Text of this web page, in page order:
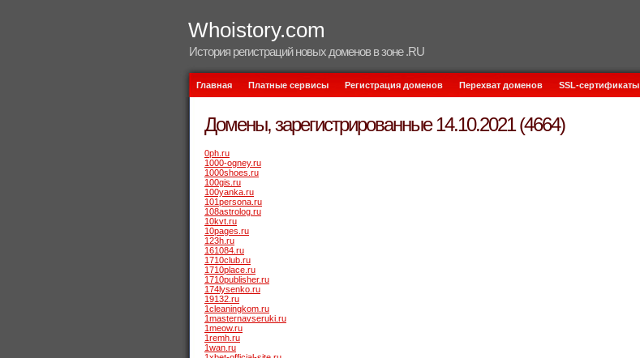
Whoistory.com
История регистраций новых доменов в зоне .RU
Главная Платные сервисы Регистрация доменов Перехват доменов SSL-сертификаты
Домены, зарегистрированные 14.10.2021 (4664)
0ph.ru
1000-ogney.ru
1000shoes.ru
100gis.ru
100yanka.ru
101persona.ru
108astrolog.ru
10kvt.ru
10pages.ru
123h.ru
161084.ru
1710club.ru
1710place.ru
1710publisher.ru
174lysenko.ru
19132.ru
1cleaningkom.ru
1masternavseruki.ru
1meow.ru
1remh.ru
1wan.ru